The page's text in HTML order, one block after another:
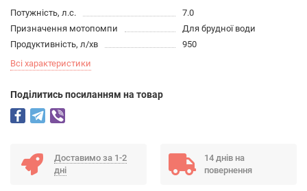
Потужність, л.с.
7.0
Призначення мотопомпи
Для брудної води
Продуктивність, л/хв
950
Всі характеристики
Подiлитись посиланням на товар
Доставимо за 1-2
дні
14 днів на
повернення